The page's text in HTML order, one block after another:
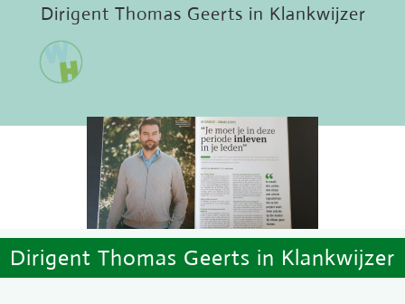
Dirigent Thomas Geerts in Klankwijzer
Dirigent Thomas Geerts in Klankwijzer